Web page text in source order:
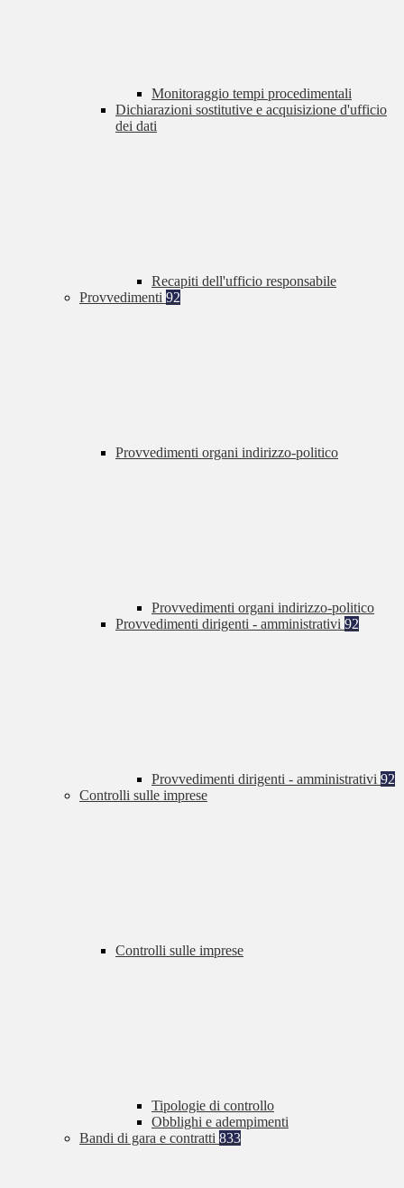
Monitoraggio tempi procedimentali
Dichiarazioni sostitutive e acquisizione d'ufficio
dei dati
Recapiti dell'ufficio responsabile
Provvedimenti 92
Provvedimenti organi indirizzo-politico
Provvedimenti organi indirizzo-politico
Provvedimenti dirigenti - amministrativi 92
Provvedimenti dirigenti - amministrativi 92
Controlli sulle imprese
Controlli sulle imprese
Tipologie di controllo
Obblighi e adempimenti
Bandi di gara e contratti 833